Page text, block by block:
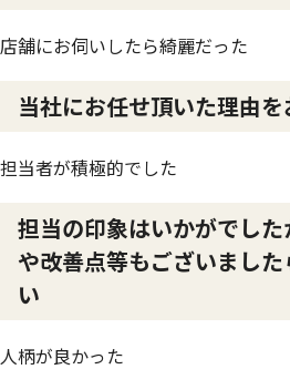
店舗にお伺いしたら綺麗だった
当社にお任せ頂いた理由
担当者が積極的でした
担当の印象はいかがでし
や改善点等もございまし
い
人柄が良かった